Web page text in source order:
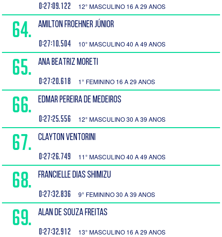
0:27:09.122 12° MASCULINO 16 A 29 ANOS
64. AMILTON FROEHNER JÚNIOR
0:27:10.504 10° MASCULINO 40 A 49 ANOS
65. ANA BEATRIZ MORETI
0:27:20.618 1° FEMININO 16 A 29 ANOS
66. EDMAR PEREIRA DE MEDEIROS
0:27:25.556 12° MASCULINO 30 A 39 ANOS
67. CLAYTON VENTORINI
0:27:26.749 11° MASCULINO 40 A 49 ANOS
68. FRANCIELLE DIAS SHIMIZU
0:27:32.836 9° FEMININO 30 A 39 ANOS
69. ALAN DE SOUZA FREITAS
0:27:32.912 13° MASCULINO 16 A 29 ANOS